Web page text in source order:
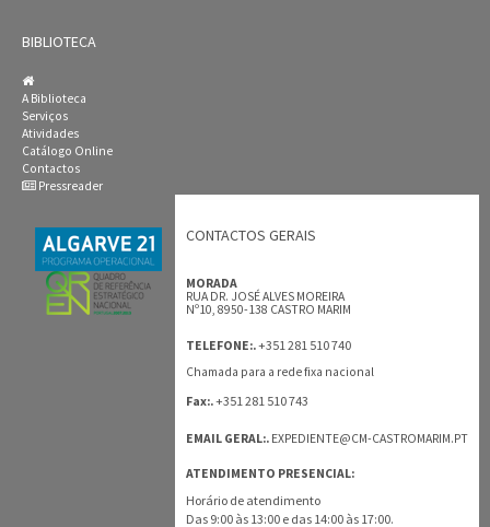
BIBLIOTECA
A Biblioteca
Serviços
Atividades
Catálogo Online
Contactos
Pressreader
CONTACTOS GERAIS
MORADA
RUA DR. JOSÉ ALVES MOREIRA
Nº10, 8950-138 CASTRO MARIM
TELEFONE:.+351 281 510 740
Chamada para a rede fixa nacional
Fax:.+351 281 510 743
EMAIL GERAL:. EXPEDIENTE@CM-CASTROMARIM.PT
ATENDIMENTO PRESENCIAL:
Horário de atendimento
Das 9:00 às 13:00 e das 14:00 às 17:00.